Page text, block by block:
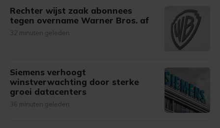
Rechter wijst zaak abonnees
tegen overname Warner Bros. af
32 minuten geleden
Siemens verhoogt
winstverwachting door sterke
groei datacenters
36 minuten geleden